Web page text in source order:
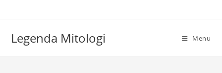
Legenda Mitologi Menu